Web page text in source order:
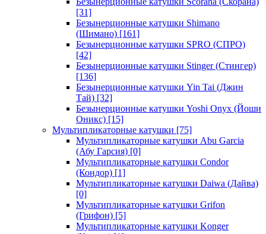
[31]
Безынерционные катушки Shimano
(Шимано) [161]
Безынерционные катушки SPRO (СПРО)
[42]
Безынерционные катушки Stinger (Стингер)
[136]
Безынерционные катушки Yin Tai (Джин
Тай) [32]
Безынерционные катушки Yoshi Onyx (Йоши
Оникс) [15]
Мультипликаторные катушки [75]
Мультипликаторные катушки Abu Garcia
(Абу Гарсия) [0]
Мультипликаторные катушки Condor
(Кондор) [1]
Мультипликаторные катушки Daiwa (Дайва)
[0]
Мультипликаторные катушки Grifon
(Грифон) [5]
Мультипликаторные катушки Konger